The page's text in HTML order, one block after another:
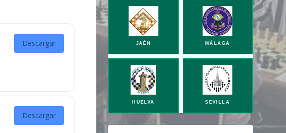
Descargar
Descargar
JAÉN MÁLAGA
HUELVA SEVILLA